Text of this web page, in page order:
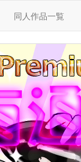
同人作品一覧